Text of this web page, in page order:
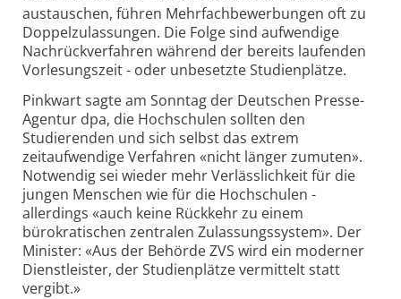
austauschen, führen Mehrfachbewerbungen oft zu
Doppelzulassungen. Die Folge sind aufwendige
Nachrückverfahren während der bereits laufenden
Vorlesungszeit - oder unbesetzte Studienplätze.
Pinkwart sagte am Sonntag der Deutschen Presse-
Agentur dpa, die Hochschulen sollten den
Studierenden und sich selbst das extrem
zeitaufwendige Verfahren «nicht länger zumuten».
Notwendig sei wieder mehr Verlässlichkeit für die
jungen Menschen wie für die Hochschulen -
allerdings «auch keine Rückkehr zu einem
bürokratischen zentralen Zulassungssystem». Der
Minister: «Aus der Behörde ZVS wird ein moderner
Dienstleister, der Studienplätze vermittelt statt
vergibt.»